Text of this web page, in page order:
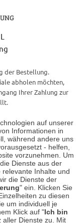
auf unserer
Informationen in
während andere uns
- helfen,
vorzunehmen. Um
Dienste aus der
Inhalte und
die Dienste der
" ein. Klicken Sie
zu diesen
um individuell je
Klick auf "Ich bin
aller Dienste zu. Mit
der Bestellung.
abholen möchten,
Ihrer Zahlung zur
6
18:00 Uhr